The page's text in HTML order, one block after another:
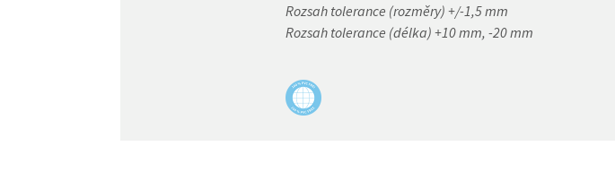
Rozsah tolerance (rozměry) +/-1,5 mm
Rozsah tolerance (délka) +10 mm, -20 mm